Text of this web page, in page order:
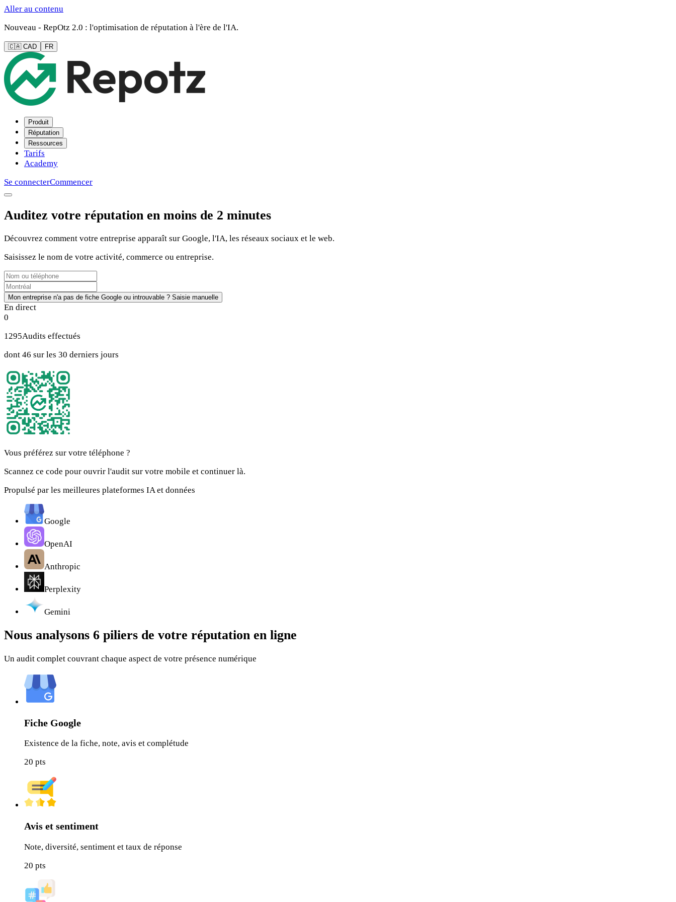
Aller au contenu
Nouveau - RepOtz 2.0 : l'optimisation de réputation à l'ère de l'IA.
🇨🇦 CAD FR
Produit
Réputation
Ressources
Tarifs
Academy
Se connecterCommencer
Auditez votre réputation en moins de 2 minutes
Découvrez comment votre entreprise apparaît sur Google, l'IA, les réseaux sociaux et le web.
Saisissez le nom de votre activité, commerce ou entreprise.
Mon entreprise n'a pas de fiche Google ou introuvable ? Saisie manuelle
En direct
0
1295Audits effectués
dont 46 sur les 30 derniers jours
Vous préférez sur votre téléphone ?
Scannez ce code pour ouvrir l'audit sur votre mobile et continuer là.
Propulsé par les meilleures plateformes IA et données
Google
OpenAI
Anthropic
Perplexity
Gemini
Nous analysons 6 piliers de votre réputation en ligne
Un audit complet couvrant chaque aspect de votre présence numérique
Fiche Google
Existence de la fiche, note, avis et complétude
20 pts
Avis et sentiment
Note, diversité, sentiment et taux de réponse
20 pts